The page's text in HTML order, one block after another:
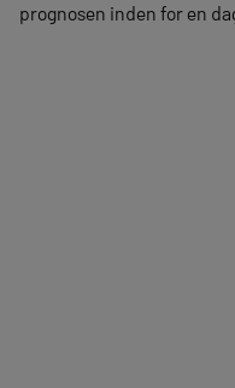
prognosen inden for en